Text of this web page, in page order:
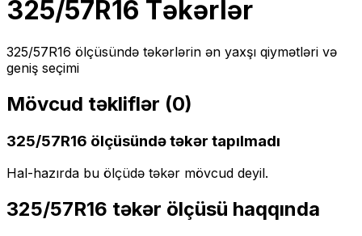
325/57R16 Təkərlər
325/57R16 ölçüsündə təkərlərin ən yaxşı qiymətləri və
geniş seçimi
Mövcud təkliflər (0)
325/57R16 ölçüsündə təkər tapılmadı
Hal-hazırda bu ölçüdə təkər mövcud deyil.
325/57R16 təkər ölçüsü haqqında